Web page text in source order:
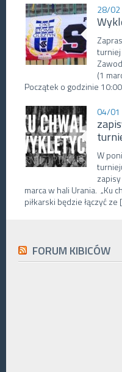
28/02
turniej
(1
Początek o godzinie
04/01
W
marca w hali Urania. „Ku
piłkarski będzie łączyć ze
FORUM KIBICÓW